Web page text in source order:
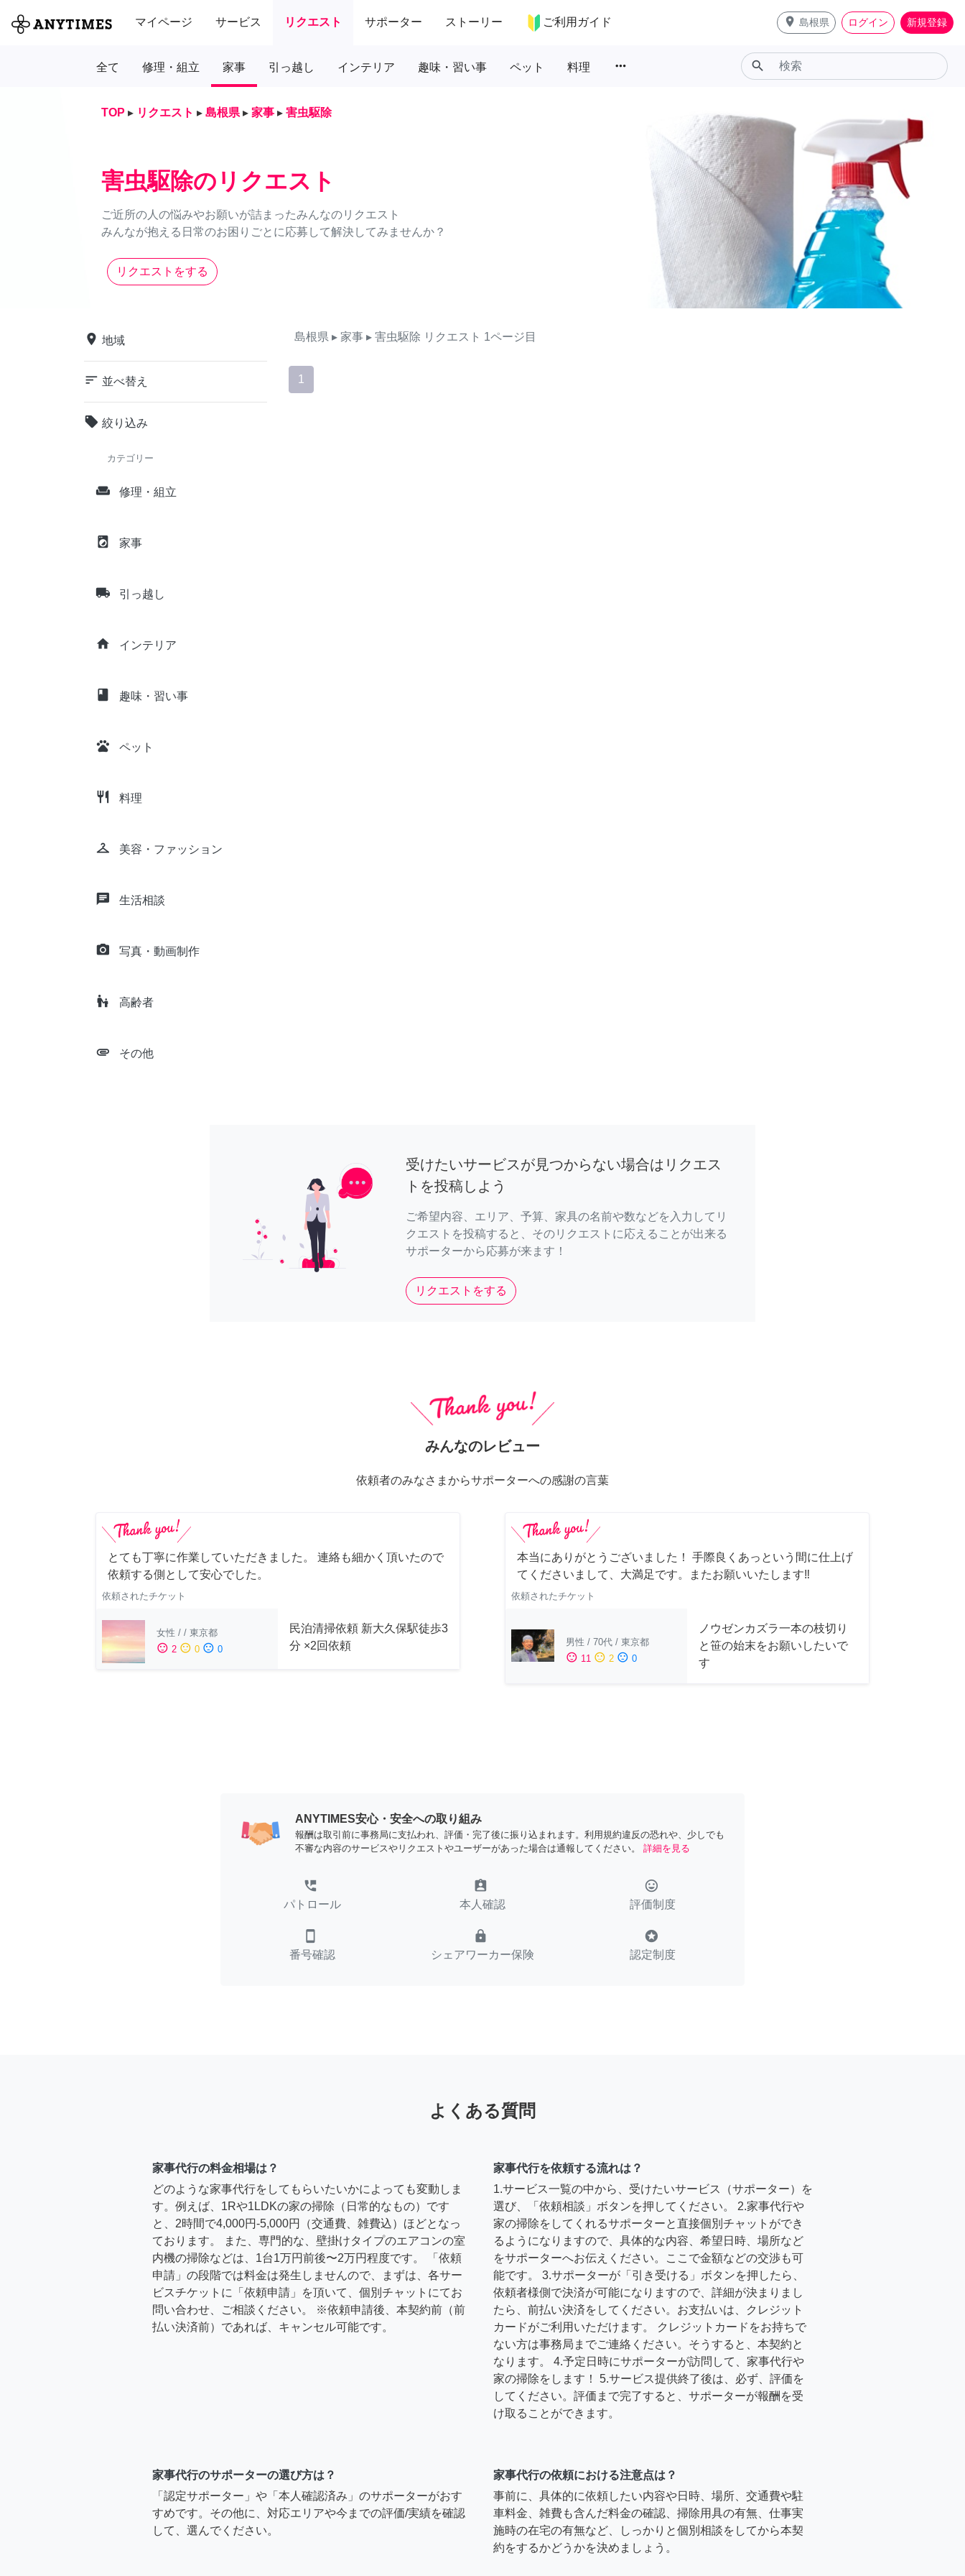
マイページ サービス リクエスト サポーター ストーリー ご利用ガイド place 島根県 ログイン 新規登録
全て 修理・組立 家事 引っ越し インテリア 趣味・習い事 ペット 料理 more_horiz search
TOP ▸ リクエスト ▸ 島根県 ▸ 家事 ▸ 害虫駆除
害虫駆除のリクエスト
ご近所の人の悩みやお願いが詰まったみんなのリクエスト
みんなが抱える日常のお困りごとに応募して解決してみませんか？
リクエストをする
place 地域
sort 並べ替え
local_offer 絞り込み
カテゴリー
weekend 修理・組立
local_laundry_service 家事
local_shipping 引っ越し
home インテリア
class 趣味・習い事
pets ペット
restaurant 料理
checkroom 美容・ファッション
chat 生活相談
camera_alt 写真・動画制作
escalator_warning 高齢者
attachment その他
島根県 ▸ 家事 ▸ 害虫駆除 リクエスト 1ページ目
1
受けたいサービスが見つからない場合はリクエス
トを投稿しよう
ご希望内容、エリア、予算、家具の名前や数などを入力してリ
クエストを投稿すると、そのリクエストに応えることが出来る
サポーターから応募が来ます！
リクエストをする
みんなのレビュー
依頼者のみなさまからサポーターへの感謝の言葉
とても丁寧に作業していただきました。 連絡も細かく頂いたので
依頼する側として安心でした。
依頼されたチケット
女性 / / 東京都
sentiment_satisfied 2 sentiment_neutral 0 sentiment_dissatisfied 0
民泊清掃依頼 新大久保駅徒歩3
分 ×2回依頼
本当にありがとうございました！ 手際良くあっという間に仕上げ
てくださいまして、大満足です。またお願いいたします‼️
依頼されたチケット
男性 / 70代 / 東京都
sentiment_satisfied 11 sentiment_neutral 2 sentiment_dissatisfied 0
ノウゼンカズラ一本の枝切り
と笹の始末をお願いしたいで
す
ANYTIMES安心・安全への取り組み
報酬は取引前に事務局に支払われ、評価・完了後に振り込まれます。利用規約違反の恐れや、少しでも
不審な内容のサービスやリクエストやユーザーがあった場合は通報してください。
詳細を見る
perm_phone_msg
パトロール
assignment_ind
本人確認
tag_faces
評価制度
smartphone
番号確認
lock
シェアワーカー保険
stars
認定制度
よくある質問
家事代行の料金相場は？
どのような家事代行をしてもらいたいかによっても変動しま
す。例えば、1Rや1LDKの家の掃除（日常的なもの）です
と、2時間で4,000円-5,000円（交通費、雑費込）ほどとなっ
ております。 また、専門的な、壁掛けタイプのエアコンの室
内機の掃除などは、1台1万円前後〜2万円程度です。 「依頼
申請」の段階では料金は発生しませんので、まずは、各サー
ビスチケットに「依頼申請」を頂いて、個別チャットにてお
問い合わせ、ご相談ください。 ※依頼申請後、本契約前（前
払い決済前）であれば、キャンセル可能です。
家事代行を依頼する流れは？
1.サービス一覧の中から、受けたいサービス（サポーター）を
選び、「依頼相談」ボタンを押してください。 2.家事代行や
家の掃除をしてくれるサポーターと直接個別チャットができ
るようになりますので、具体的な内容、希望日時、場所など
をサポーターへお伝えください。ここで金額などの交渉も可
能です。 3.サポーターが「引き受ける」ボタンを押したら、
依頼者様側で決済が可能になりますので、詳細が決まりまし
たら、前払い決済をしてください。お支払いは、クレジット
カードがご利用いただけます。 クレジットカードをお持ちで
ない方は事務局までご連絡ください。そうすると、本契約と
なります。 4.予定日時にサポーターが訪問して、家事代行や
家の掃除をします！ 5.サービス提供終了後は、必ず、評価を
してください。評価まで完了すると、サポーターが報酬を受
け取ることができます。
家事代行のサポーターの選び方は？
「認定サポーター」や「本人確認済み」のサポーターがおす
すめです。その他に、対応エリアや今までの評価/実績を確認
して、選んでください。
家事代行の依頼における注意点は？
事前に、具体的に依頼したい内容や日時、場所、交通費や駐
車料金、雑費も含んだ料金の確認、掃除用具の有無、仕事実
施時の在宅の有無など、しっかりと個別相談をしてから本契
約をするかどうかを決めましょう。